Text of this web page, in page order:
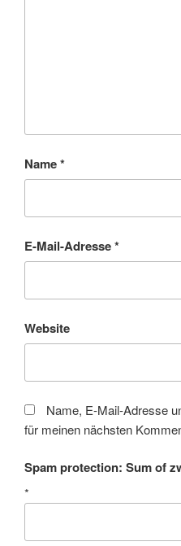
Name*
E-Mail-Adresse*
Website
Name, E-Mail-Adresse
für meinen nächsten
Spam protection: Sum of
*